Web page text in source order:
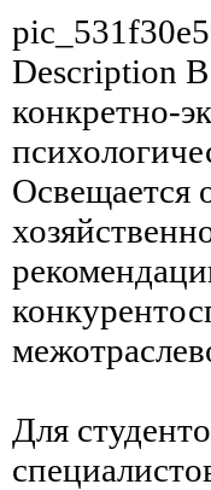
Description В
конкретно-
Освещается
Для